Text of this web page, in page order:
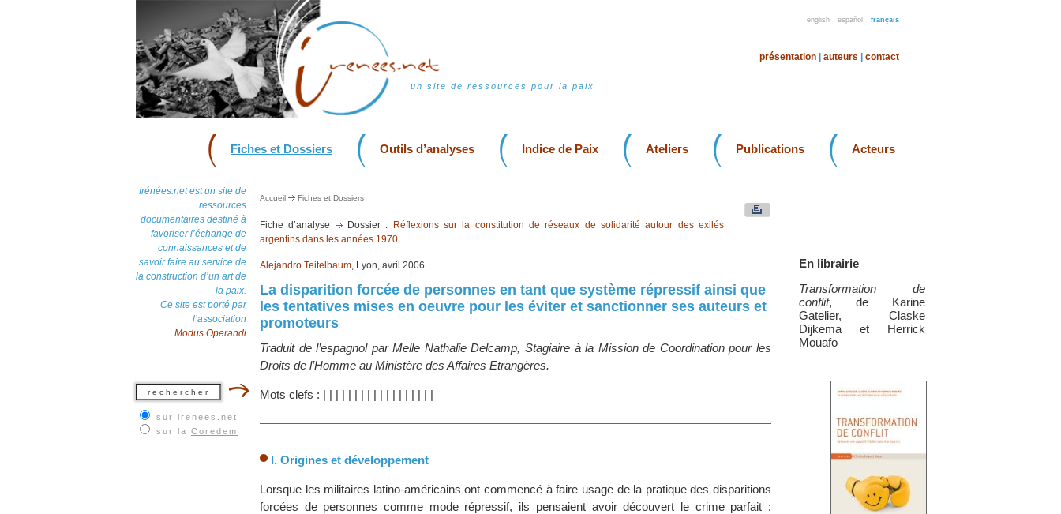
english español français
un site de ressources pour la paix
présentation auteurs contact
Fiches et Dossiers Outils d’analyses Indice de Paix Ateliers Publications Acteurs
Irénées.net est un site de
ressources
documentaires destiné à
favoriser l’échange de
connaissances et de
savoir faire au service de
la construction d’un art de
la paix.
Ce site est porté par
l’association
Modus Operandi
sur irenees.net
sur la Coredem
En librairie
Transformation de
conflit, de Karine
Gatelier, Claske
Dijkema et Herrick
Mouafo
Accueil Fiches et Dossiers
Fiche d’analyse Dossier :
Réflexions sur la constitution de réseaux de solidarité autour des exilés
argentins dans les années 1970
Alejandro Teitelbaum, Lyon, avril 2006
La disparition forcée de personnes en tant que système répressif ainsi que
les tentatives mises en oeuvre pour les éviter et sanctionner ses auteurs et
promoteurs
Traduit de l’espagnol par Melle Nathalie Delcamp, Stagiaire à la Mission de Coordination pour les
Droits de l’Homme au Ministère des Affaires Etrangères.
Mots clefs : | | | | | | | | | | | | | | | | | |
I. Origines et développement
Lorsque les militaires latino-américains ont commencé à faire usage de la pratique des disparitions
forcées de personnes comme mode répressif, ils pensaient avoir découvert le crime parfait :